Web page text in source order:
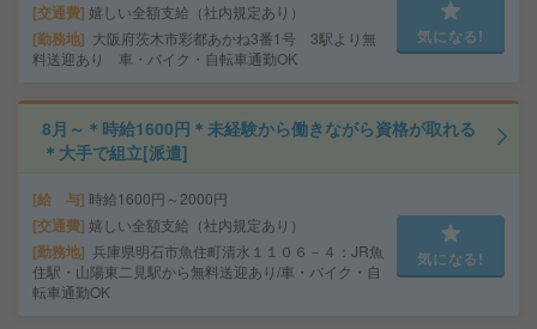
交通費 嬉しい全額支給（社内規定あり）
勤務地
大阪府茨木市彩都あかね3番1号 3駅より無
料送迎あり 車・バイク・自転車通勤OK
気になる!
8月～＊時給1600円＊未経験から働きながら資格が取れる
＊大手で組立[派遣]
給 与 時給1600円～2000円
交通費 嬉しい全額支給（社内規定あり）
勤務地 兵庫県明石市魚住町清水１１０６－４：JR魚
住駅・山陽東二見駅から無料送迎あり/車・バイク・自
転車通勤OK
気になる!